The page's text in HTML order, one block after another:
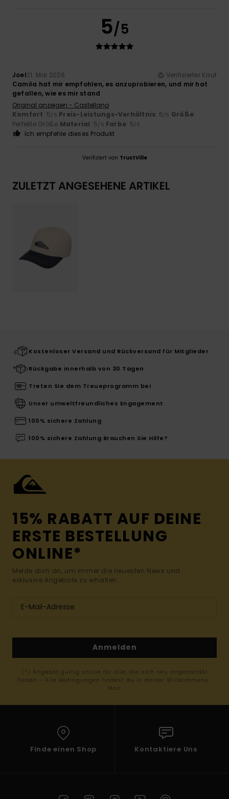
5/5
Joel21. Mai 2026
Verifizierter Kauf
Camila hat mir empfohlen, es anzuprobieren, und mir hat
gefallen, wie es mir stand
Original anzeigen - Castellano
Komfort: 5/5 Preis-Leistungs-Verhältnis: 5/5 Größe:
Perfekte Größe Material: 5/5 Farbe: 5/5
Ich empfehle dieses Produkt
Verifiziert von TrustVille
ZULETZT ANGESEHENE ARTIKEL
Kostenloser Versand und Rückversand für Mitglieder
Rückgabe innerhalb von 30 Tagen
Treten Sie dem Treueprogramm bei
Unser umweltfreundliches Engagement
100% sichere Zahlung
100% sichere Zahlung Brauchen Sie Hilfe?
15% RABATT AUF DEINE
ERSTE BESTELLUNG
ONLINE*
Melde dich an, um immer die neuesten News und
exklusive Angebote zu erhalten.
Anmelden
(*) Angebot gültig online für alle, die sich neu angemeldet
haben - Alle Bedingungen findest du in deiner Willkommens-
Mail
Finde einen Shop Kontaktiere Uns